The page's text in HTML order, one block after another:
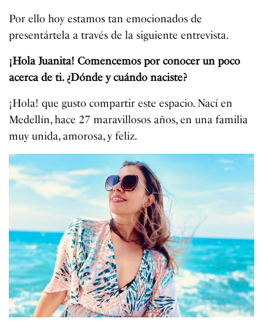
Por ello hoy estamos tan emocionados de
presentártela a través de la siguiente entrevista.
¡Hola Juanita! Comencemos por conocer un poco
acerca de ti. ¿Dónde y cuándo naciste?
¡Hola! que gusto compartir este espacio. Nací en
Medellín, hace 27 maravillosos años, en una familia
muy unida, amorosa, y feliz.